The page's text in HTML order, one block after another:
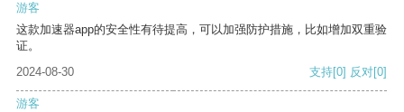
游客
这款加速器app的安全性有待提高，可以加强防护措施，比如增加双重验
证。
2024-08-30
支持[0] 反对[0]
游客